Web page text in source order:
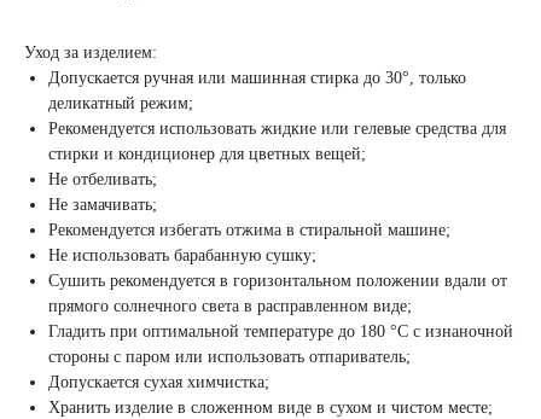
Уход за изделием:
Допускается ручная или машинная стирка до 30°, только
деликатный режим;
Рекомендуется использовать жидкие или гелевые средства для
стирки и кондиционер для цветных вещей;
Не отбеливать;
Не замачивать;
Рекомендуется избегать отжима в стиральной машине;
Не использовать барабанную сушку;
Сушить рекомендуется в горизонтальном положении вдали от
прямого солнечного света в расправленном виде;
Гладить при оптимальной температуре до 180 °C с изнаночной
стороны с паром или использовать отпариватель;
Допускается сухая химчистка;
Хранить изделие в сложенном виде в сухом и чистом месте;